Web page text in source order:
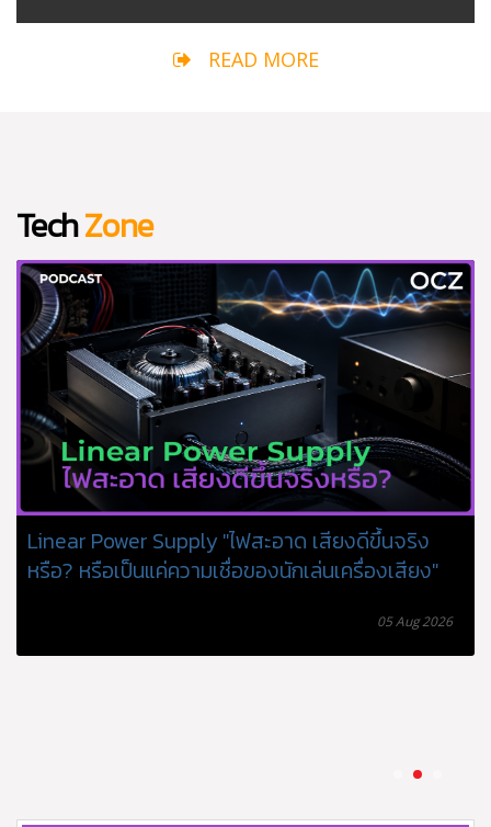
READ MORE
TechZone
โน้ตบุ๊กแบตเสื่อมหรือยัง? แจกวิธีกดดูรายงานสุขภาพ
แบตเตอรี่บน Windows แบบไม่ต้องง้อโปรแกรมเสริม
แม้ Windows จะไม่มีเมนูแสดงเปอร์เซ็นต์ Battery Health แบบตรง
แบตเตอรี่แบบละเอียดได้ภายในไม่กี่วินาที โดยไม่ต้องติดตั้ง